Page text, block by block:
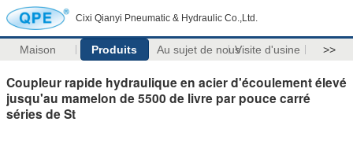
Cixi Qianyi Pneumatic & Hydraulic Co.,Ltd.
Maison Produits Au sujet de nousVisite d'usine >>
Coupleur rapide hydraulique en acier d'écoulement élevé
jusqu'au mamelon de 5500 de livre par pouce carré
séries de St